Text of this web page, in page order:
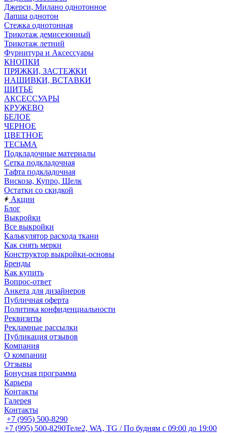
Джерси, Милано однотонное
Лапша однотон
Стежка однотонная
Трикотаж демисезонный
Трикотаж летний
Фурнитура и Аксессуары
КНОПКИ
ПРЯЖКИ, ЗАСТЕЖКИ
НАШИВКИ, ВСТАВКИ
ШИТЬЕ
АКСЕССУАРЫ
КРУЖЕВО
БЕЛОЕ
ЧЕРНОЕ
ЦВЕТНОЕ
ТЕСЬМА
Подкладочные материалы
Сетка подкладочная
Тафта подкладочная
Вискоза, Купро, Шелк
Остатки со скидкой
Акции
Блог
Выкройки
Все выкройки
Калькулятор расхода ткани
Как снять мерки
Конструктор выкройки-основы
Бренды
Как купить
Вопрос-ответ
Анкета для дизайнеров
Публичная оферта
Политика конфиденциальности
Реквизиты
Рекламные рассылки
Публикация отзывов
Компания
О компании
Отзывы
Бонусная программа
Карьера
Контакты
Галерея
Контакты
+7 (995) 500-8290
+7 (995) 500-8290Теле2, WA, TG / По будням c 09:00 до 19:00